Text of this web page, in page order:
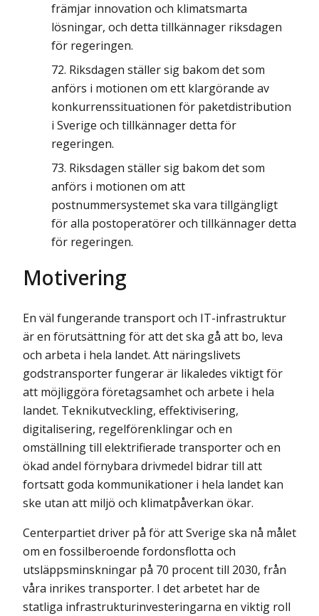
främjar innovation och klimatsmarta
lösningar, och detta tillkännager riksdagen
för regeringen.
Riksdagen ställer sig bakom det som
anförs i motionen om ett klargörande av
konkurrenssituationen för paketdistribution
i Sverige och tillkännager detta för
regeringen.
Riksdagen ställer sig bakom det som
anförs i motionen om att
postnummersystemet ska vara tillgängligt
för alla postoperatörer och tillkännager detta
för regeringen.
Motivering
En väl fungerande transport och IT-infrastruktur
är en förutsättning för att det ska gå att bo, leva
och arbeta i hela landet. Att näringslivets
godstransporter fungerar är likaledes viktigt för
att möjliggöra företagsamhet och arbete i hela
landet. Teknikutveckling, effektivisering,
digitalisering, regelförenklingar och en
omställning till elektrifierade transporter och en
ökad andel förnybara drivmedel bidrar till att
fortsatt goda kommuni­kationer i hela landet kan
ske utan att miljö och klimatpåverkan ökar.
Centerpartiet driver på för att Sverige ska nå målet
om en fossilberoende fordons­flotta och
utsläppsminskningar på 70 procent till 2030, från
våra inrikes transporter. I det arbetet har de
statliga infrastrukturinvesteringarna en viktig roll